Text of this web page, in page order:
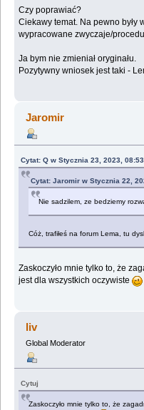
Czy poprawiać?
Ciekawy temat. Na pewno
wypracowane zwyczaje/
Ja bym nie zmieniał oryginału.
Pozytywny wniosek jest taki -
Jaromir
Cytat: Q w Stycznia 23, 2023,
Cytat: Jaromir w Stycznia 22,
Nie sadzilem, ze bedziemy
Cóż, trafiłeś na forum Lema, tu
Zaskoczyło mnie tylko to, że
jest dla wszystkich oczywiste
liv
Global Moderator
Cytuj
Zaskoczyło mnie tylko to, że